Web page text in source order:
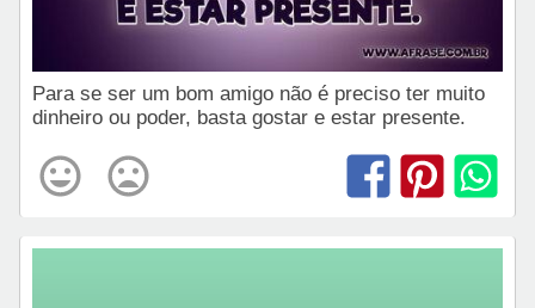
Para se ser um bom amigo não é preciso ter muito
dinheiro ou poder, basta gostar e estar presente.